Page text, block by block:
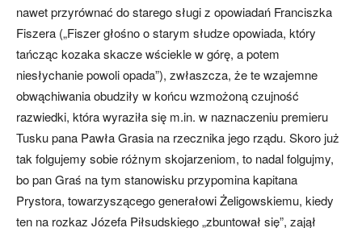
nawet przyrównać do starego sługi z opowiadań Franciszka
Fiszera („Fiszer głośno o starym słudze opowiada, który
tańcząc kozaka skacze wściekle w górę, a potem
niesłychanie powoli opada”), zwłaszcza, że te wzajemne
obwąchiwania obudziły w końcu wzmożoną czujność
razwiedki, która wyraziła się m.in. w naznaczeniu premieru
Tusku pana Pawła Grasia na rzecznika jego rządu. Skoro już
tak folgujemy sobie różnym skojarzeniom, to nadal folgujmy,
bo pan Graś na tym stanowisku przypomina kapitana
Prystora, towarzyszącego generałowi Żeligowskiemu, kiedy
ten na rozkaz Józefa Piłsudskiego „zbuntował się”, zajął